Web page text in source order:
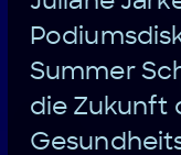
Summer
die Zukunft